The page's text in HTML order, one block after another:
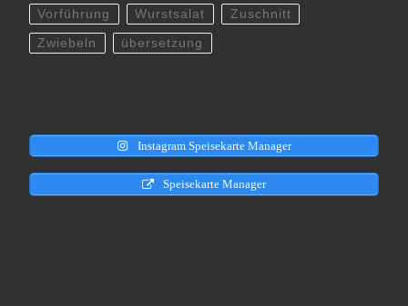
Vorführung Wurstsalat Zuschnitt
Zwiebeln übersetzung
Instagram Speisekarte Manager
Speisekarte Manager